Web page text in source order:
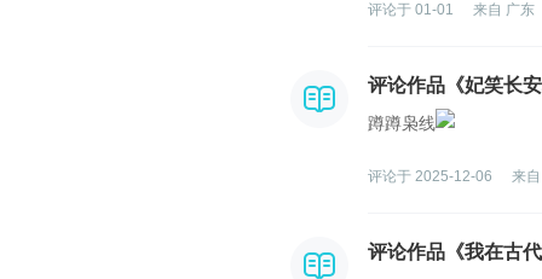
评论于 01-01 来自 广东
评论作品《妃笑长
蹲蹲枭线
评论于 2025-12-06 来
评论作品《我在古